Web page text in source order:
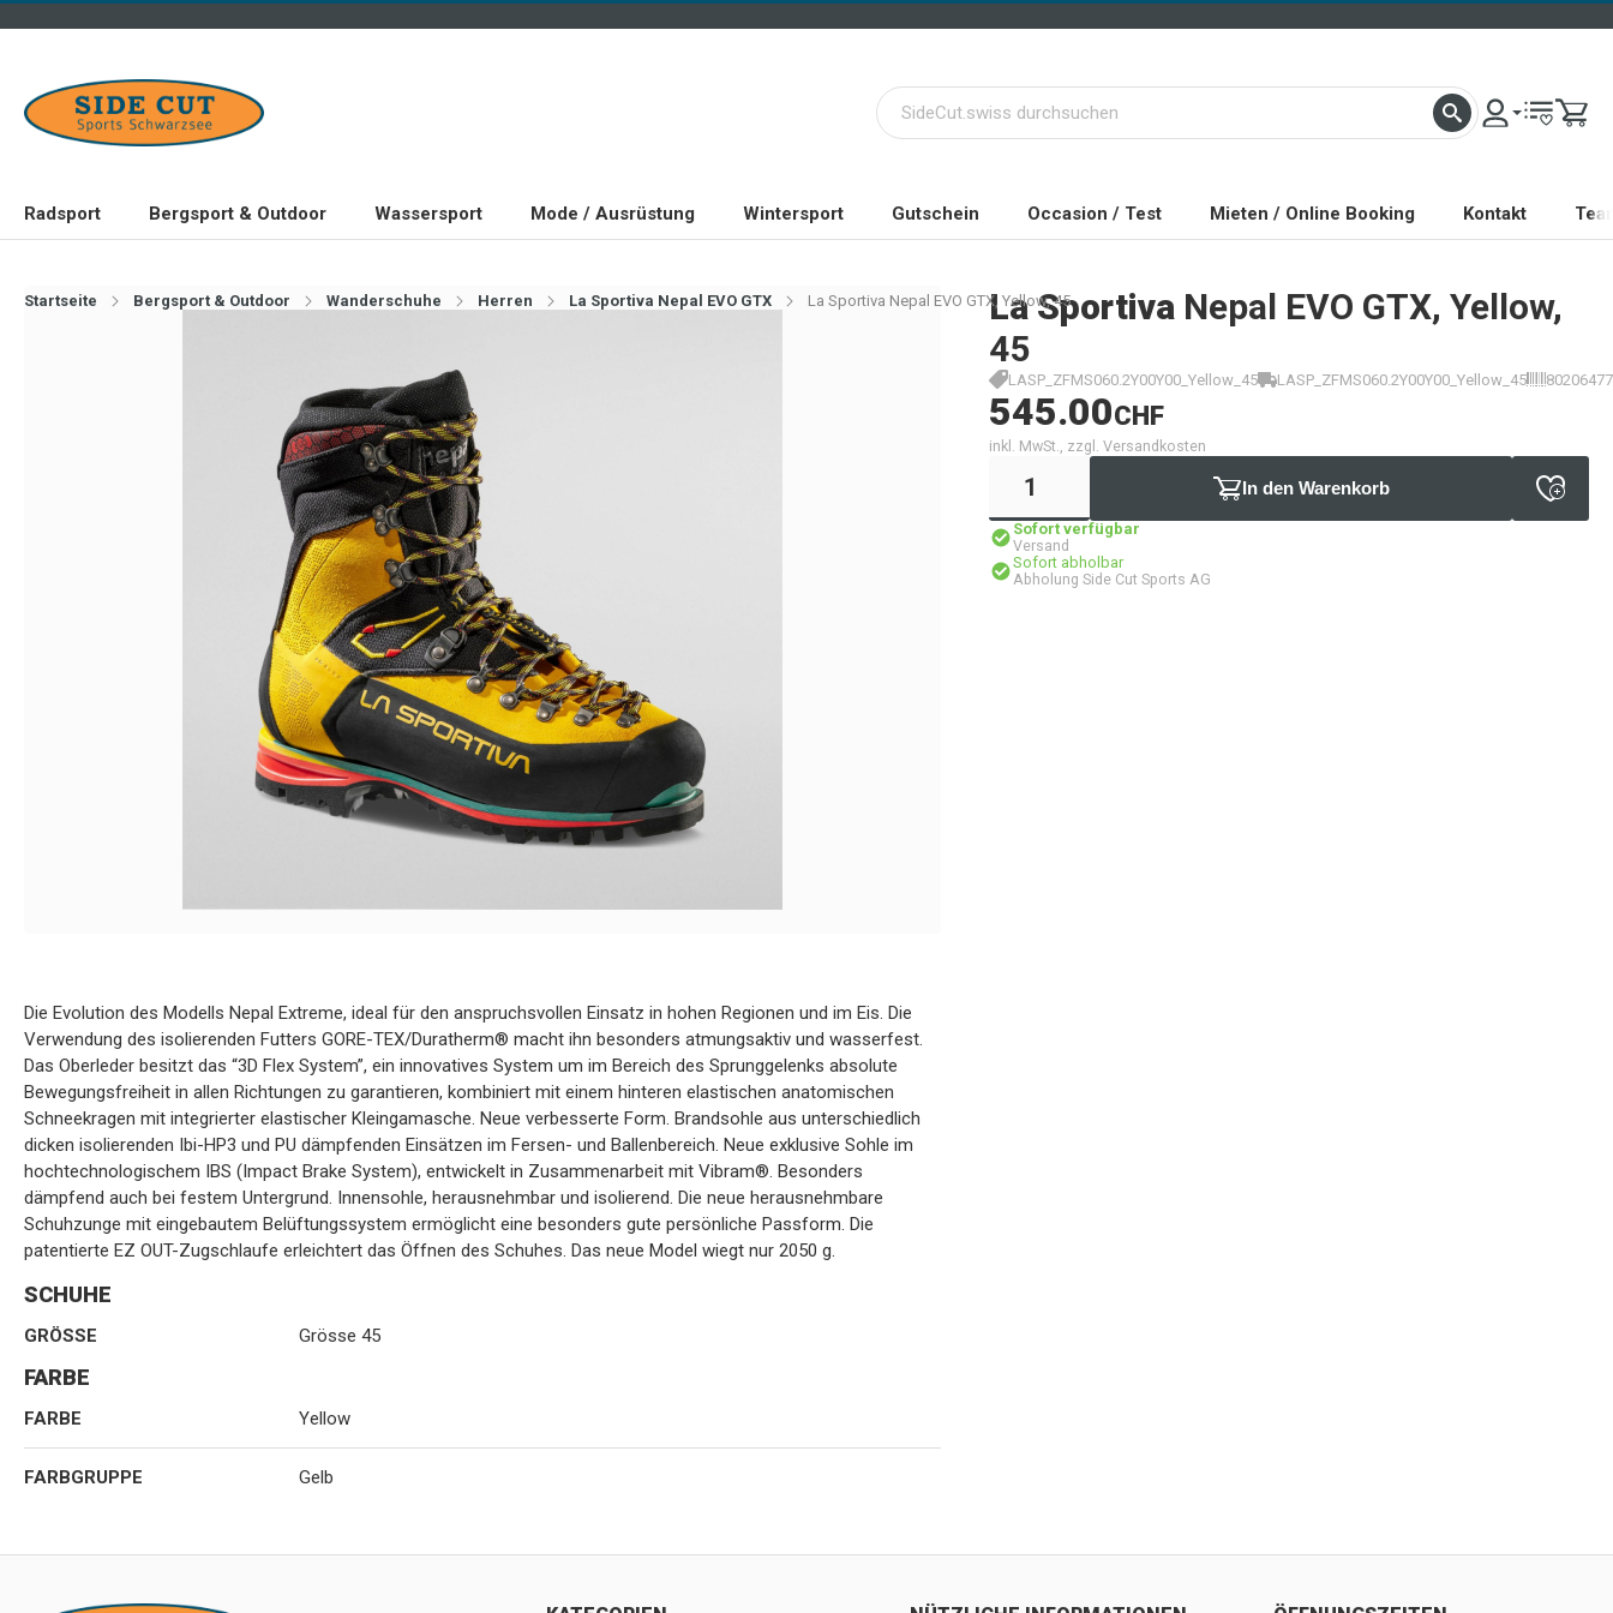
Radsport Bergsport & Outdoor Wassersport Mode / Ausrüstung Wintersport Gutschein Occasion / Test Mieten / Online Booking Kontakt
Startseite Bergsport & Outdoor Wanderschuhe Herren La Sportiva Nepal EVO GTX La Sportiva Nepal EVO GTX, Yellow, 45La Sportiva Nepal EVO GTX, Yellow,
45
LASP_ZFMS060.2Y00Y00_Yellow_45 LASP_ZFMS060.2Y00Y00_Yellow_45
545.00CHF
inkl. MwSt., zzgl. Versandkosten
In den Warenkorb
Sofort verfügbar
Versand
Sofort abholbar
Abholung Side Cut Sports AG
Die Evolution des Modells Nepal Extreme, ideal für den anspruchsvollen Einsatz in hohen Regionen und im Eis. Die
Verwendung des isolierenden Futters GORE-TEX/Duratherm® macht ihn besonders atmungsaktiv und wasserfest.
Das Oberleder besitzt das “3D Flex System”, ein innovatives System um im Bereich des Sprunggelenks absolute
Bewegungsfreiheit in allen Richtungen zu garantieren, kombiniert mit einem hinteren elastischen anatomischen
Schneekragen mit integrierter elastischer Kleingamasche. Neue verbesserte Form. Brandsohle aus unterschiedlich
dicken isolierenden Ibi-HP3 und PU dämpfenden Einsätzen im Fersen- und Ballenbereich. Neue exklusive Sohle im
hochtechnologischem IBS (Impact Brake System), entwickelt in Zusammenarbeit mit Vibram®. Besonders
dämpfend auch bei festem Untergrund. Innensohle, herausnehmbar und isolierend. Die neue herausnehmbare
Schuhzunge mit eingebautem Belüftungssystem ermöglicht eine besonders gute persönliche Passform. Die
patentierte EZ OUT-Zugschlaufe erleichtert das Öffnen des Schuhes. Das neue Model wiegt nur 2050 g.
SCHUHE
GRÖSSE Grösse 45
FARBE
FARBE Yellow
FARBGRUPPE Gelb